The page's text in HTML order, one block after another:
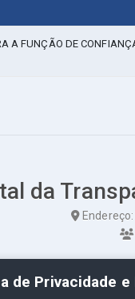
A FUNÇÃO DE
da
Privacidade e